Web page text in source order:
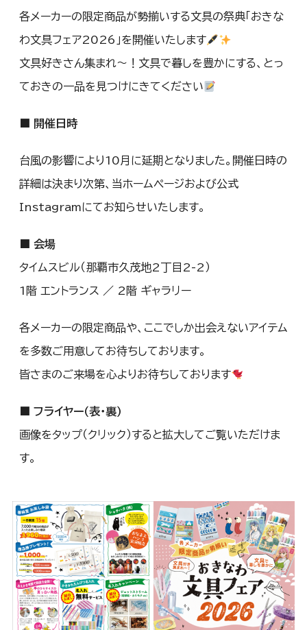
各メーカーの限定商品が勢揃いする文具の祭典「おきな
わ文具フェア2026」を開催いたします
文具好きさん集まれ〜！文具で暮しを豊かにする、とっ
ておきの一品を見つけにきてください
■ 開催日時
台風の影響により10月に延期となりました。開催日時の
詳細は決まり次第、当ホームページおよび公式
Instagramにてお知らせいたします。
■ 会場
タイムスビル（那覇市久茂地2丁目2-2）
1階 エントランス ／ 2階 ギャラリー
各メーカーの限定商品や、ここでしか出会えないアイテム
を多数ご用意してお待ちしております。
皆さまのご来場を心よりお待ちしております
■ フライヤー（表・裏）
画像をタップ（クリック）すると拡大してご覧いただけま
す。